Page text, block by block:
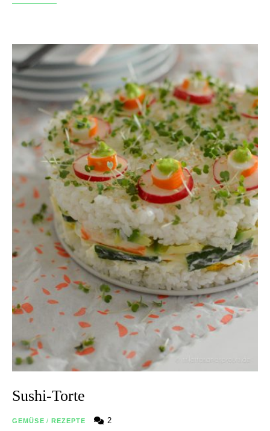
Sushi-Torte
GEMÜSE / REZEPTE 2